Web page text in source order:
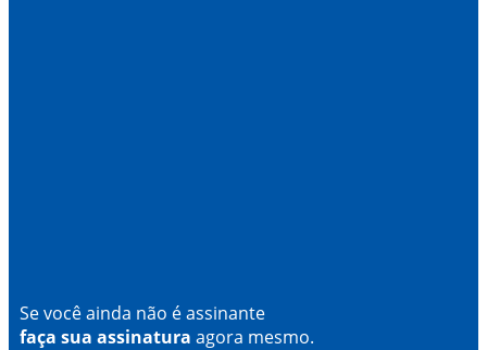
Se você ainda não é assinante
faça sua assinatura agora mesmo.